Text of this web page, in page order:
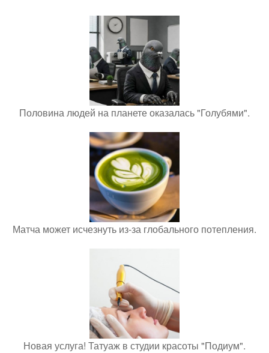
Половина людей на планете оказалась "Голубями".
Матча может исчезнуть из-за глобального потепления.
Новая услуга! Татуаж в студии красоты "Подиум".